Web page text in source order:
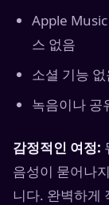
Apple
스 없음
소셜 기능
녹음이나 공
감정적인 여정:
음성이 묻어나
니다. 완벽하게